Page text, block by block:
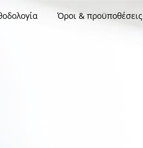
Όροι & προϋποθέσεις